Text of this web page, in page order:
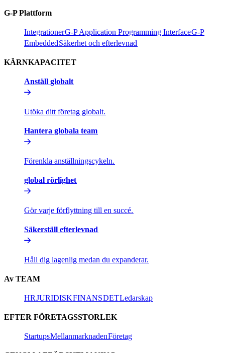
G-P Plattform​​
Integrationer​​G-P Application Programming Interface​​G-P
Embedded​​Säkerhet och efterlevnad​​
KÄRNKAPACITET​​
Anställ globalt​​
Utöka ditt företag globalt.​​
Hantera globala team​​
Förenkla anställningscykeln.​​
global rörlighet​​
Gör varje förflyttning till en succé.​​
Säkerställ efterlevnad​​
Håll dig lagenlig medan du expanderar.​​
Av TEAM​​
HR​​JURIDISK​​FINANS​​DET​​Ledarskap​​
EFTER FÖRETAGSSTORLEK​​
Startups​​Mellanmarknaden​​Företag​​